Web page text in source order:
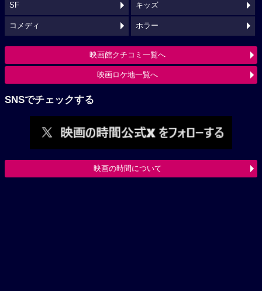
SF キッズ
コメディ ホラー
映画館クチコミ一覧へ
映画ロケ地一覧へ
SNSでチェックする
映画の時間について